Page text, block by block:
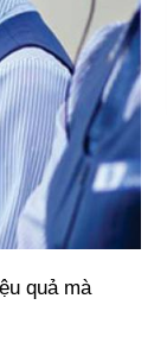
quả mà